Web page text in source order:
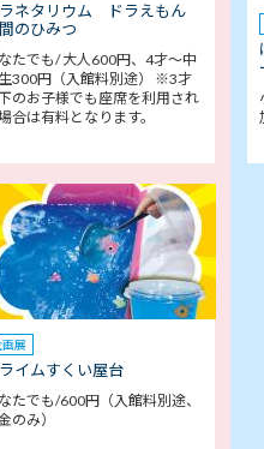
ネタリウム ドラえもん
のひみつ
たでも/ 大人600円、4才～中
300円（入館料別途） ※3才
のお子様でも座席を利用され
合は有料となります。
画展
イムすくい屋台
たでも/600円（入館料別途、
のみ）